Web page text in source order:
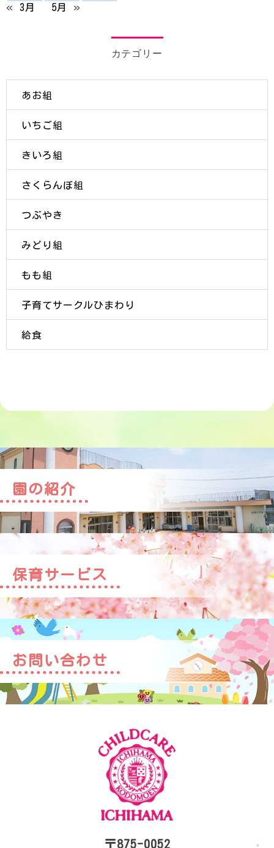
« 3月 5月 »
カテゴリー
あお組
いちご組
きいろ組
さくらんぼ組
つぶやき
みどり組
もも組
子育てサークルひまわり
給食
園の紹介
保育サービス
お問い合わせ
〒875-0052